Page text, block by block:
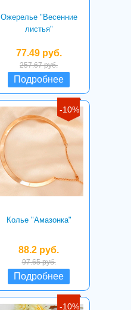
Ожерелье "Весенние
листья"
77.49 руб.
257.67 руб.
Подробнее
-10%
Колье "Амазонка"
88.2 руб.
97.65 руб.
Подробнее
-10%